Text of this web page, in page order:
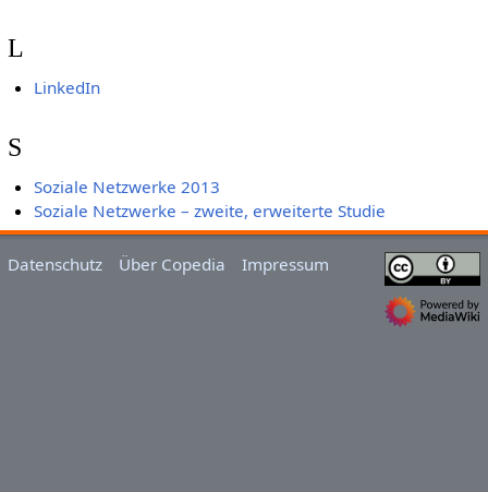
L
LinkedIn
S
Soziale Netzwerke 2013
Soziale Netzwerke – zweite, erweiterte Studie
Datenschutz Über Copedia Impressum